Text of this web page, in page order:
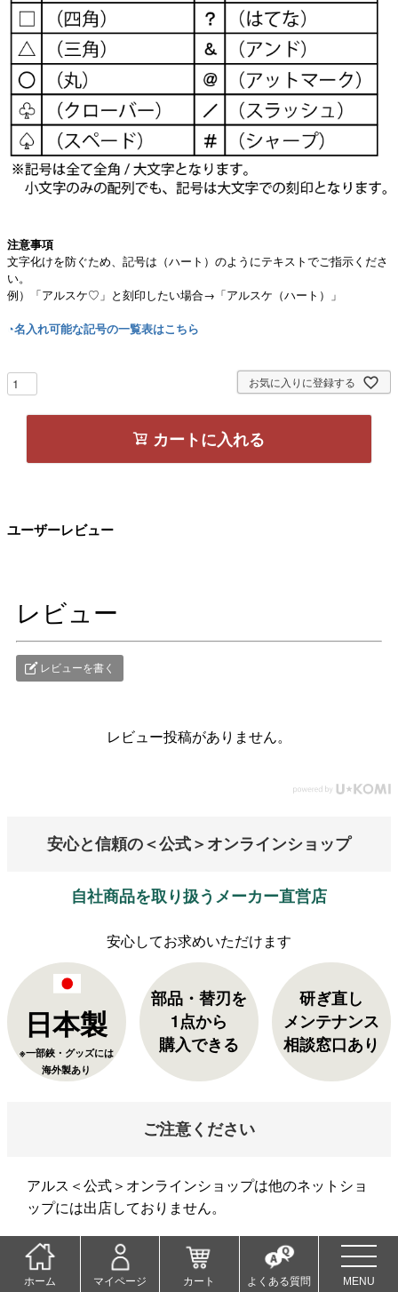
注意事項
文字化けを防ぐため、記号は（ハート）のようにテキストでご指示くださ
い。
例）「アルスケ♡」と刻印したい場合→「アルスケ（ハート）」
◔名入れ可能な記号の一覧表はこちら
お気に入りに登録する
カートに入れる
ユーザーレビュー
レビュー
レビューを書く
レビュー投稿がありません。
安心と信頼の＜公式＞オンラインショップ
自社商品を取り扱うメーカー直営店
日本製
※一部鋏・グッズには
海外製あり
部品・替刃を
1点から
購入できる
研ぎ直し
メンテナンス
相談窓口あり
ご注意ください
アルス＜公式＞オンラインショップは他のネットショ
ップには出店しておりません。
当店以外でご購入された商品の返品・交換は承れませ
ん。ご了承くださいませ。
ホーム マイページ カート よくある質問 MENU